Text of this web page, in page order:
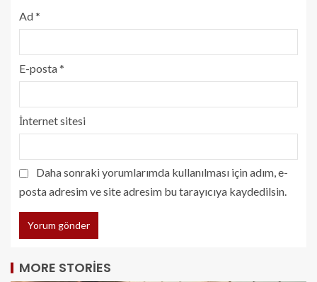
Ad*
E-posta*
İnternet sitesi
Daha sonraki yorumlarımda kullanılması için adım, e-
posta adresim ve site adresim bu tarayıcıya kaydedilsin.
MORE STORIES